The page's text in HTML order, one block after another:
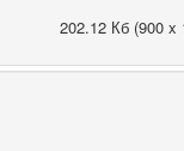
202.12 Кб (900 x